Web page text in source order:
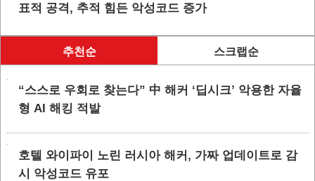
표적 공격, 추적 힘든 악성코드 증가
추천순 스크랩순
“스스로 우회로 찾는다” 中 해커 ‘딥시크’ 악용한 자율
형 AI 해킹 적발
호텔 와이파이 노린 러시아 해커, 가짜 업데이트로 감
시 악성코드 유포